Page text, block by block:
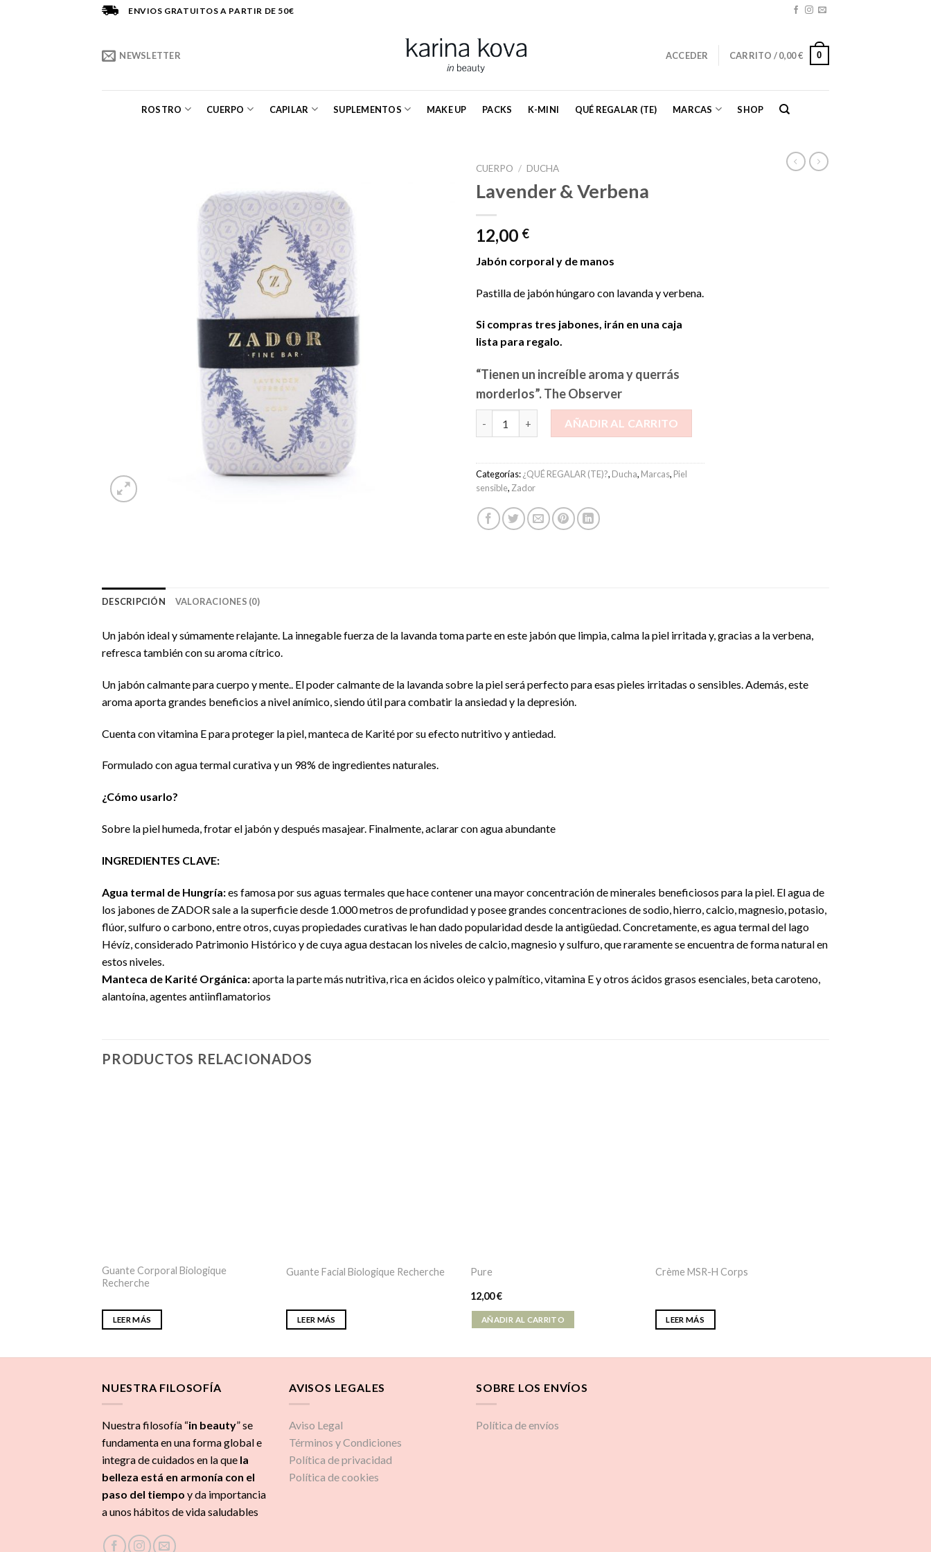
ENVIOS GRATUITOS A PARTIR DE 50€
NEWSLETTER ACCEDER CARRITO /0,00€ 0
ROSTRO CUERPO CAPILAR SUPLEMENTOS MAKE UP PACKS K-MINI QUÉ REGALAR (TE) MARCAS SHOP
CUERPO / DUCHA
Lavender & Verbena
12,00 €
Jabón corporal y de manos
Pastilla de jabón húngaro con lavanda y verbena.
Si compras tres jabones, irán en una caja
lista para regalo.
“Tienen un increíble aroma y querrás
morderlos”. The Observer
Lavender & Verbena cantidadAÑADIR AL CARRITO
Categorías:¿QUÉ REGALAR (TE)?, Ducha, Marcas, Piel
sensible, Zador
DESCRIPCIÓN VALORACIONES (0)
Un jabón ideal y súmamente relajante. La innegable fuerza de la lavanda toma parte en este jabón que limpia, calma la piel irritada y, gracias a la verbena,
refresca también con su aroma cítrico.
Un jabón calmante para cuerpo y mente.. El poder calmante de la lavanda sobre la piel será perfecto para esas pieles irritadas o sensibles. Además, este
aroma aporta grandes beneficios a nivel anímico, siendo útil para combatir la ansiedad y la depresión.
Cuenta con vitamina E para proteger la piel, manteca de Karité por su efecto nutritivo y antiedad.
Formulado con agua termal curativa y un 98% de ingredientes naturales.
¿Cómo usarlo?
Sobre la piel humeda, frotar el jabón y después masajear. Finalmente, aclarar con agua abundante
INGREDIENTES CLAVE:
Agua termal de Hungría:es famosa por sus aguas termales que hace contener una mayor concentración de minerales beneficiosos para la piel. El agua de
los jabones de ZADOR sale a la superficie desde 1.000 metros de profundidad y posee grandes concentraciones de sodio, hierro, calcio, magnesio, potasio,
flúor, sulfuro o carbono, entre otros, cuyas propiedades curativas le han dado popularidad desde la antigüedad. Concretamente, es agua termal del lago
Hévíz, considerado Patrimonio Histórico y de cuya agua destacan los niveles de calcio, magnesio y sulfuro, que raramente se encuentra de forma natural en
estos niveles.
Manteca de Karité Orgánica:aporta la parte más nutritiva, rica en ácidos oleico y palmítico, vitamina E y otros ácidos grasos esenciales, beta caroteno,
alantoína, agentes antiinflamatorios
PRODUCTOS RELACIONADOS
Guante Corporal Biologique
Recherche
LEER MÁS
Guante Facial Biologique Recherche
LEER MÁS
Pure
12,00€
AÑADIR AL CARRITO
Crème MSR-H Corps
LEER MÁS
NUESTRA FILOSOFÍA
Nuestra filosofía “in beauty” se
fundamenta en una forma global e
integra de cuidados en la que la
belleza está en armonía con el
paso del tiempo y da importancia
a unos hábitos de vida saludables
AVISOS LEGALES
Aviso Legal
Términos y Condiciones
Política de privacidad
Política de cookies
SOBRE LOS ENVÍOS
Política de envíos